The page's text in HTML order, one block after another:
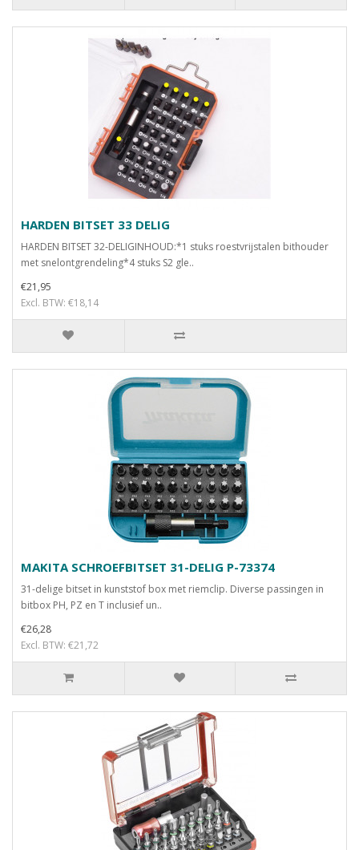
HARDEN BITSET 33 DELIG
HARDEN BITSET 32-DELIGINHOUD:*1 stuks roestvrijstalen bithouder
met snelontgrendeling*4 stuks S2 gle..
€21,95
Excl. BTW: €18,14
MAKITA SCHROEFBITSET 31-DELIG P-73374
31-delige bitset in kunststof box met riemclip. Diverse passingen in
bitbox PH, PZ en T inclusief un..
€26,28
Excl. BTW: €21,72